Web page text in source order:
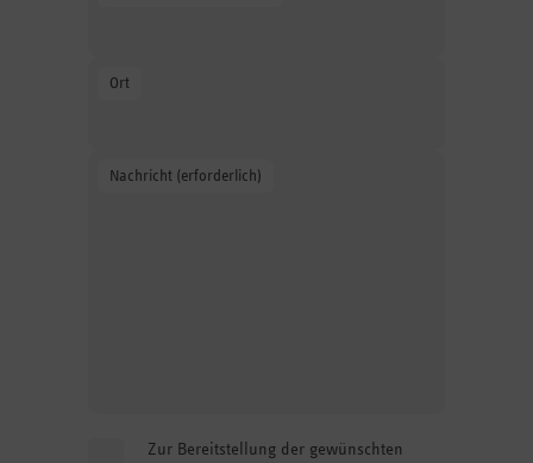
Ort
Nachricht (erforderlich)
Zur Bereitstellung der gewünschten